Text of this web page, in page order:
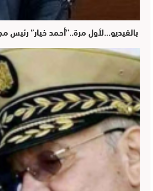
بالفيديو…لأول مرة..”أحمد خيار”